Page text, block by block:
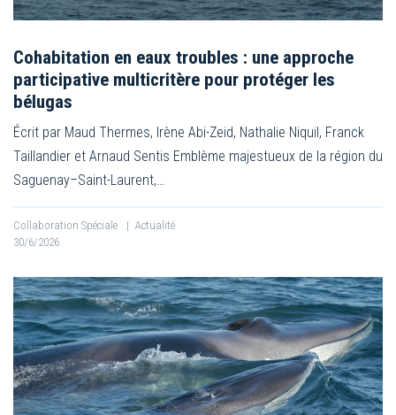
Cohabitation en eaux troubles : une approche
participative multicritère pour protéger les
bélugas
Écrit par Maud Thermes, Irène Abi-Zeid, Nathalie Niquil, Franck
Taillandier et Arnaud Sentis Emblème majestueux de la région du
Saguenay–Saint-Laurent,…
Collaboration Spéciale | Actualité
30/6/2026